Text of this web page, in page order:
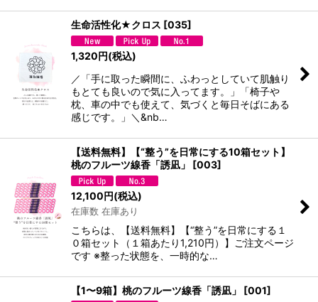
生命活性化★クロス [035]
1,320円(税込)
／「手に取った瞬間に、ふわっとしていて肌触り
もとても良いので気に入ってます。」「椅子や
枕、車の中でも使えて、気づくと毎日そばにある
感じです。」＼&nb…
【送料無料】【“整う”を日常にする10箱セット】
桃のフルーツ線香「誘凪」
[003]
12,100円(税込)
在庫数 在庫あり
こちらは、【送料無料】【“整う”を日常にする１
０箱セット（１箱あたり1,210円）】ご注文ページ
です ※整った状態を、一時的な…
【1〜9箱】桃のフルーツ線香「誘凪」 [001]